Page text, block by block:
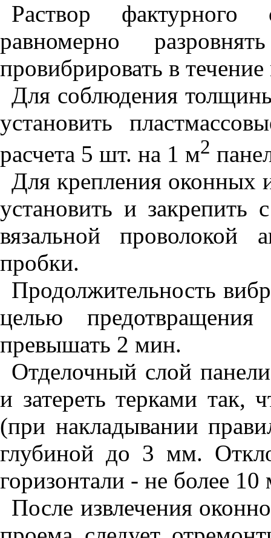
Раствор
равномерно
провибрировать в
Для соблюдения
установить
расчета 5 шт. на 1 м2
Для крепления оконных
установить и
вязальной проволокой
пробки.
Продолжительность
целью
превышать 2 мин.
Отделочный слой
и затереть терками так,
(при накладывании
глубиной до 3 мм.
горизонтали - не более
После извлечения